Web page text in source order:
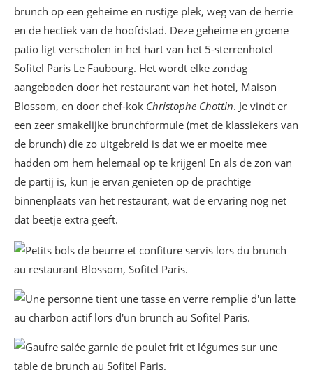
brunch op een geheime en rustige plek, weg van de herrie
en de hectiek van de hoofdstad. Deze geheime en groene
patio ligt verscholen in het hart van het 5-sterrenhotel
Sofitel Paris Le Faubourg. Het wordt elke zondag
aangeboden door het restaurant van het hotel, Maison
Blossom, en door chef-kok Christophe Chottin. Je vindt er
een zeer smakelijke brunchformule (met de klassiekers van
de brunch) die zo uitgebreid is dat we er moeite mee
hadden om hem helemaal op te krijgen! En als de zon van
de partij is, kun je ervan genieten op de prachtige
binnenplaats van het restaurant, wat de ervaring nog net
dat beetje extra geeft.